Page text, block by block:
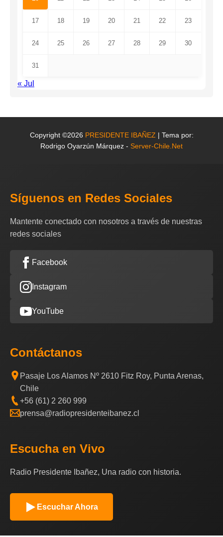
17 18 19 20 21 22 23
24 25 26 27 28 29 30
31
« Jul
Copyright ©2026 PRESIDENTE IBAÑEZ | Tema por:
Rodrigo Oyarzún Márquez - Server-Chile.Net
Síguenos en Redes Sociales
Mantente conectado con nosotros a través de nuestras
redes sociales
Facebook
Instagram
YouTube
Contáctanos
Pasaje Los Alamos Nº 2610 Fitz Roy, Punta Arenas,
Chile
+56 (61) 2 260 999
prensa@radiopresidenteibanez.cl
Escucha en Vivo
Radio Presidente Ibañez, Una radio con historia.
Escuchar Ahora